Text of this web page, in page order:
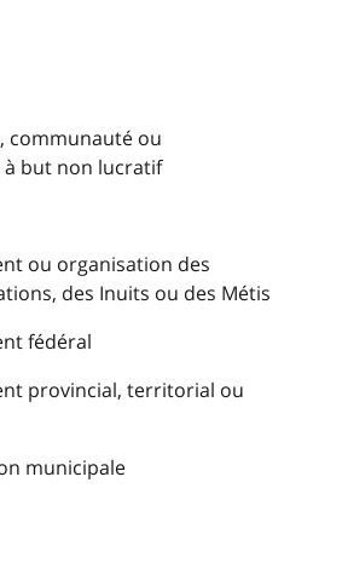
communauté ou
but non lucratif
ou organisation des
des Inuits ou des Métis
fédéral
provincial, territorial ou
municipale